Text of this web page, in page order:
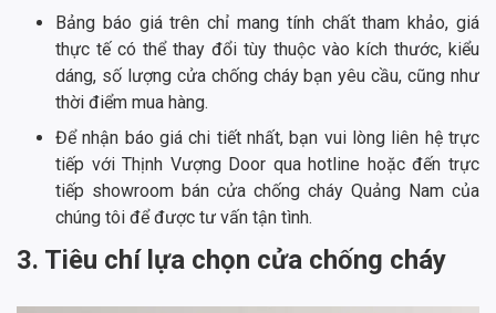
Bảng báo giá trên chỉ mang tính chất tham khảo, giá
thực tế có thể thay đổi tùy thuộc vào kích thước, kiểu
dáng, số lượng cửa chống cháy bạn yêu cầu, cũng như
thời điểm mua hàng.
Để nhận báo giá chi tiết nhất, bạn vui lòng liên hệ trực
tiếp với Thịnh Vượng Door qua hotline hoặc đến trực
tiếp showroom bán cửa chống cháy Quảng Nam của
chúng tôi để được tư vấn tận tình.
3. Tiêu chí lựa chọn cửa chống cháy